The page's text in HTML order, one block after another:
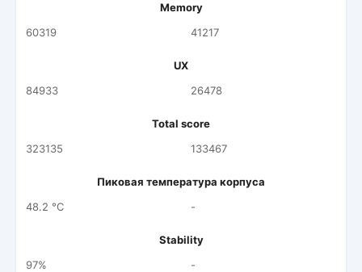
Memory
60319
41217
UX
84933
26478
Total score
323135
133467
Пиковая температура корпуса
48.2 °C
-
Stability
97%
-